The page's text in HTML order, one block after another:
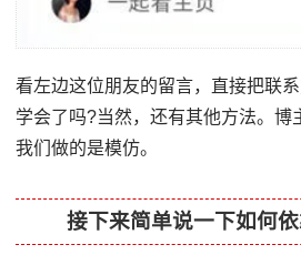
看左边这位朋友的留言，直接把联
学会了吗?当然，还有其他方法。博
我们做的是模仿。
接下来简单说一下如何依